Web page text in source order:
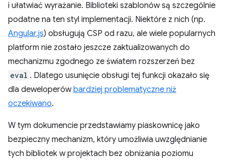
i ułatwiać wyrażanie. Biblioteki szablonów są szczególnie
podatne na ten styl implementacji. Niektóre z nich (np.
Angular.js) obsługują CSP od razu, ale wiele popularnych
platform nie zostało jeszcze zaktualizowanych do
mechanizmu zgodnego ze światem rozszerzeń bez
eval . Dlatego usunięcie obsługi tej funkcji okazało się
dla deweloperówbardziej problematyczne niż
oczekiwano.
W tym dokumencie przedstawiamy piaskownicę jako
bezpieczny mechanizm, który umożliwia uwzględnianie
tych bibliotek w projektach bez obniżania poziomu